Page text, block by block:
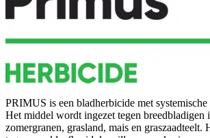
PRIMUS is een bladherbicide met
Het middel wordt ingezet tegen breedbladigen
zomergranen, grasland, mais en graszaadteelt.